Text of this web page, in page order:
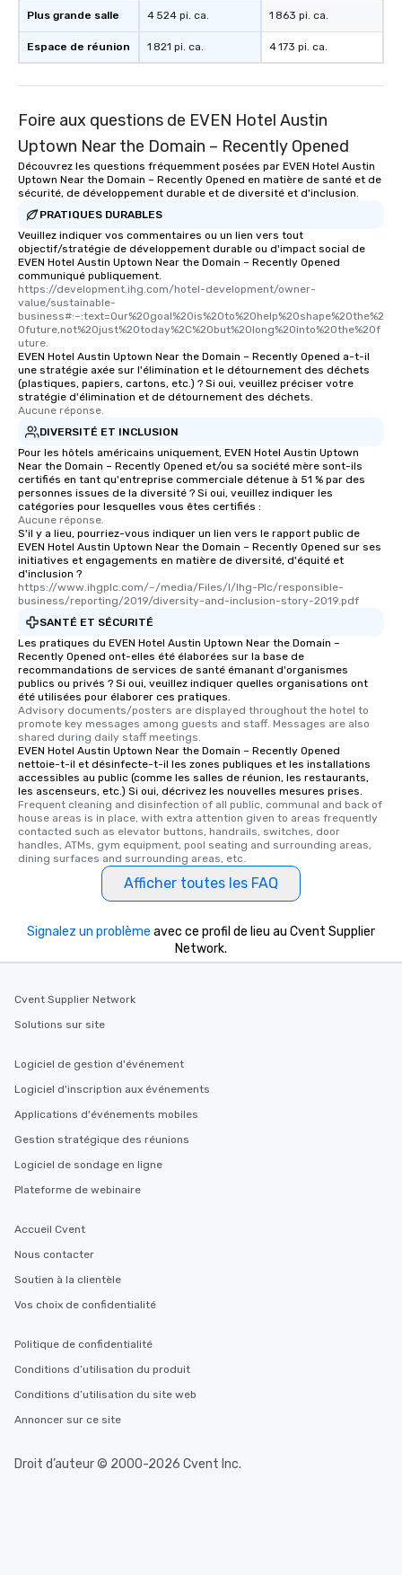
Plus grande salle
Espace de réunion
4 524 pi. ca.
1 821 pi. ca.
1 863 pi. ca.
4 173 pi. ca.
Foire aux questions de EVEN Hotel Austin
Uptown Near the Domain – Recently Opened
Découvrez les questions fréquemment posées par EVEN Hotel Austin
Uptown Near the Domain – Recently Opened en matière de santé et de
sécurité, de développement durable et de diversité et d'inclusion.
PRATIQUES DURABLES
Veuillez indiquer vos commentaires ou un lien vers tout
objectif/stratégie de développement durable ou d'impact social de
EVEN Hotel Austin Uptown Near the Domain – Recently Opened
communiqué publiquement.
https://development.ihg.com/hotel-development/owner-
value/sustainable-
business#:~:text=Our%20goal%20is%20to%20help%20shape%20the%2
0future,not%20just%20today%2C%20but%20long%20into%20the%20f
uture.
EVEN Hotel Austin Uptown Near the Domain – Recently Opened a-t-il
une stratégie axée sur l'élimination et le détournement des déchets
(plastiques, papiers, cartons, etc.) ? Si oui, veuillez préciser votre
stratégie d'élimination et de détournement des déchets.
Aucune réponse.
DIVERSITÉ ET INCLUSION
Pour les hôtels américains uniquement, EVEN Hotel Austin Uptown
Near the Domain – Recently Opened et/ou sa société mère sont-ils
certifiés en tant qu'entreprise commerciale détenue à 51 % par des
personnes issues de la diversité ? Si oui, veuillez indiquer les
catégories pour lesquelles vous êtes certifiés :
Aucune réponse.
S'il y a lieu, pourriez-vous indiquer un lien vers le rapport public de
EVEN Hotel Austin Uptown Near the Domain – Recently Opened sur ses
initiatives et engagements en matière de diversité, d'équité et
d'inclusion ?
https://www.ihgplc.com/~/media/Files/I/Ihg-Plc/responsible-
business/reporting/2019/diversity-and-inclusion-story-2019.pdf
SANTÉ ET SÉCURITÉ
Les pratiques du EVEN Hotel Austin Uptown Near the Domain –
Recently Opened ont-elles été élaborées sur la base de
recommandations de services de santé émanant d'organismes
publics ou privés ? Si oui, veuillez indiquer quelles organisations ont
été utilisées pour élaborer ces pratiques.
Advisory documents/posters are displayed throughout the hotel to
promote key messages among guests and staff. Messages are also
shared during daily staff meetings.
EVEN Hotel Austin Uptown Near the Domain – Recently Opened
nettoie-t-il et désinfecte-t-il les zones publiques et les installations
accessibles au public (comme les salles de réunion, les restaurants,
les ascenseurs, etc.) Si oui, décrivez les nouvelles mesures prises.
Frequent cleaning and disinfection of all public, communal and back of
house areas is in place, with extra attention given to areas frequently
contacted such as elevator buttons, handrails, switches, door
handles, ATMs, gym equipment, pool seating and surrounding areas,
dining surfaces and surrounding areas, etc.
Afficher toutes les FAQ
Signalez un problème avec ce profil de lieu au Cvent Supplier
Network.
Cvent Supplier Network
Solutions sur site
Logiciel de gestion d'événement
Logiciel d'inscription aux événements
Applications d'événements mobiles
Gestion stratégique des réunions
Logiciel de sondage en ligne
Plateforme de webinaire
Accueil Cvent
Nous contacter
Soutien à la clientèle
Vos choix de confidentialité
Politique de confidentialité
Conditions d’utilisation du produit
Conditions d’utilisation du site web
Annoncer sur ce site
Droit d’auteur © 2000-2026 Cvent Inc.